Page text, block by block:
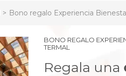
> Bono regalo Experiencia
BONO REGALO
TERMAL
Regala una